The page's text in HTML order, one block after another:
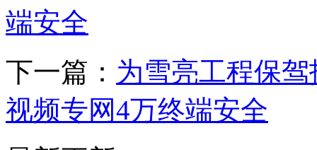
端安全
下一篇： 为雪亮工程保
视频专网4万终端安全